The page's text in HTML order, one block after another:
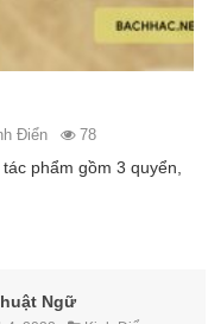
Điển 78
phẩm gồm 3 quyển,
Ngữ